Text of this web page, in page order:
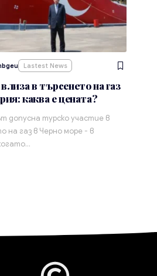
Lastest News
в търсенето на газ
каква е цената?
допусна турско участие в
на газ в Черно море - в